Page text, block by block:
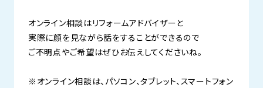
オンライン相談はリフォームアドバイザーと
実際に顔を見ながら話をすることができるので
ご不明点やご希望はぜひお伝えしてくださいね。
※オンライン相談は、パソコン、タブレット、スマートフォン